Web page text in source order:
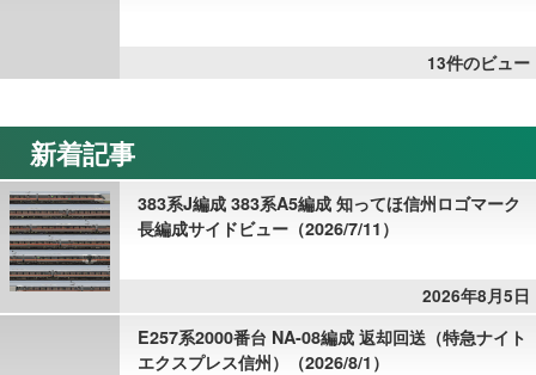
13件のビュー
新着記事
383系J編成 383系A5編成 知ってほ信州ロゴマーク
長編成サイドビュー（2026/7/11）
2026年8月5日
E257系2000番台 NA-08編成 返却回送（特急ナイト
エクスプレス信州）（2026/8/1）